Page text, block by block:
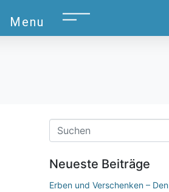
Menu
Neueste Beiträge
Erben und Verschenken – Den